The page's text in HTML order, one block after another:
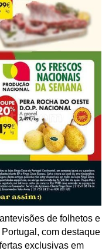
de folhetos e
com destaque
exclusivas em